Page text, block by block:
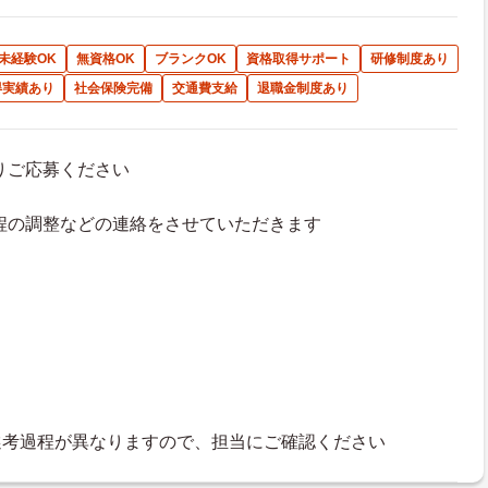
経験OK 無資格OK ブランクOK 資格取得サポート
研修制度あり
績あり
社会保険完備 交通費支給 退職金制度あり
ご応募ください
の調整などの連絡をさせていただきます
過程が異なりますので、担当にご確認ください